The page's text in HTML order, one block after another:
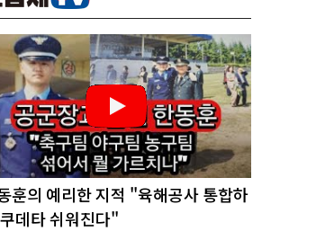
훈의 예리한 지적 "육해공사 통합하
데타 쉬워진다"